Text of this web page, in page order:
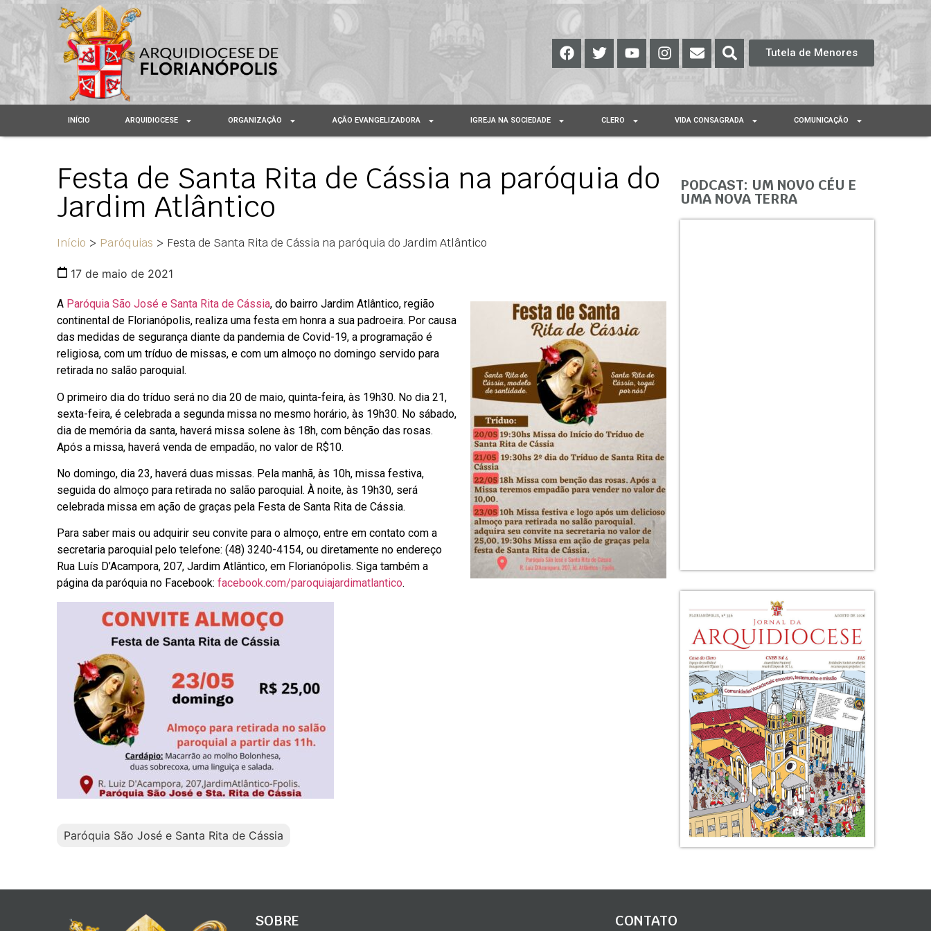
Tutela de Menores
INÍCIO ARQUIDIOCESE ORGANIZAÇÃO AÇÃO EVANGELIZADORA IGREJA NA SOCIEDADE CLERO VIDA CONSAGRADA COMUNICAÇÃO
Festa de Santa Rita de Cássia na paróquia do
Jardim Atlântico
Início > Paróquias > Festa de Santa Rita de Cássia na paróquia do Jardim Atlântico
17 de maio de 2021
A Paróquia São José e Santa Rita de Cássia, do bairro Jardim Atlântico, região
continental de Florianópolis, realiza uma festa em honra a sua padroeira. Por causa
das medidas de segurança diante da pandemia de Covid-19, a programação é
religiosa, com um tríduo de missas, e com um almoço no domingo servido para
retirada no salão paroquial.
O primeiro dia do tríduo será no dia 20 de maio, quinta-feira, às 19h30. No dia 21,
sexta-feira, é celebrada a segunda missa no mesmo horário, às 19h30. No sábado,
dia de memória da santa, haverá missa solene às 18h, com bênção das rosas.
Após a missa, haverá venda de empadão, no valor de R$10.
No domingo, dia 23, haverá duas missas. Pela manhã, às 10h, missa festiva,
seguida do almoço para retirada no salão paroquial. À noite, às 19h30, será
celebrada missa em ação de graças pela Festa de Santa Rita de Cássia.
Para saber mais ou adquirir seu convite para o almoço, entre em contato com a
secretaria paroquial pelo telefone: (48) 3240-4154, ou diretamente no endereço
Rua Luís D’Acampora, 207, Jardim Atlântico, em Florianópolis. Siga também a
página da paróquia no Facebook: facebook.com/paroquiajardimatlantico.
Paróquia São José e Santa Rita de Cássia
PODCAST: UM NOVO CÉU E
UMA NOVA TERRA
SOBRE CONTATO